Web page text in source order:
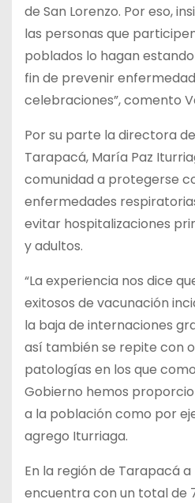
de San Lorenzo. Por eso,
las personas que
poblados lo hagan
fin de prevenir
celebraciones”, comento
Por su parte la directora
Tarapacá, María Paz
comunidad a protegerse
enfermedades
evitar hospitalizaciones
y adultos.
“La experiencia nos dice
exitosos de vacunación
la baja de internaciones
así también se repite con
patologías en los que
Gobierno hemos
a la población como por
agrego Iturriaga.
En la región de Tarapacá
encuentra con un total de